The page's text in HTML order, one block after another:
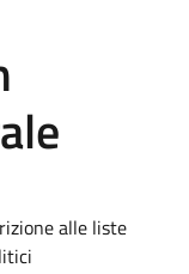
alle liste